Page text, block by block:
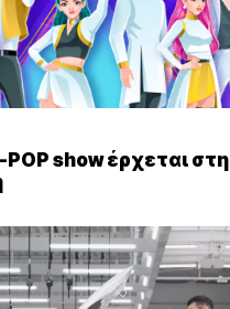
show έρχεται στη